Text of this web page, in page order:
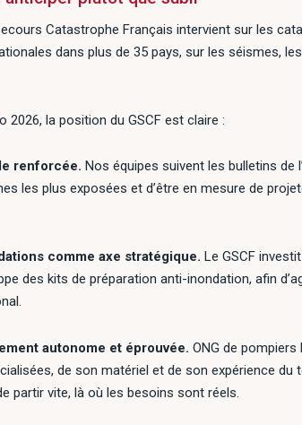
Catastrophe Français intervient sur les
dans plus de 35 pays, sur les séismes,
2026, la position du GSCF est claire :
renforcée. Nos équipes suivent les bulletins de
les plus exposées et d’être en mesure de
comme axe stratégique. Le GSCF
des kits de préparation anti-inondation, afin
autonome et éprouvée. ONG de pompiers
de son matériel et de son expérience
partir vite, là où les besoins sont réels.